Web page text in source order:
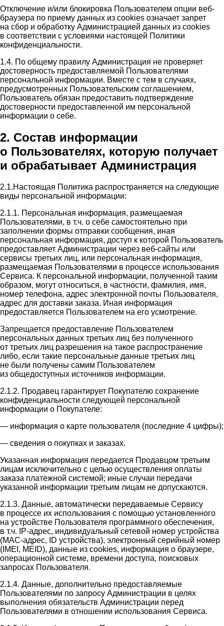
Отключение и/или блокировка Пользователем опции веб-
браузера по приему данных из cookies означает запрет
на сбор и обработку Администрацией данных из cookies
в соответствии с условиями настоящей Политики
конфиденциальности.
1.4. По общему правилу Администрация не проверяет
достоверность предоставляемой Пользователями
персональной информации. Вместе с тем в случаях,
предусмотренных Пользовательским соглашением,
Пользователь обязан предоставить подтверждение
достоверности предоставленной им персональной
информации о себе.
2. Состав информации
о Пользователях, которую получает
и обрабатывает Администрация
2.1.Настоящая Политика распространяется на следующие
виды персональной информации:
2.1.1. Персональная информация, размещаемая
Пользователями, в т.ч. о себе самостоятельно при
заполнении формы отправки сообщения, иная
персональная информация, доступ к которой Пользователь
предоставляет Администрации через веб-сайты или
сервисы третьих лиц, или персональная информация,
размещаемая Пользователями в процессе использования
Сервиса. К персональной информации, полученной таким
образом, могут относиться, в частности, фамилия, имя,
номер телефона, адрес электронной почты Пользователя,
адрес для доставки заказа. Иная информация
предоставляется Пользователем на его усмотрение.
Запрещается предоставление Пользователем
персональных данных третьих лиц без полученного
от третьих лиц разрешения на такое распространение
либо, если такие персональные данные третьих лиц
не были получены самим Пользователем
из общедоступных источников информации.
2.1.2. Продавец гарантирует Покупателю сохранение
конфиденциальности следующей персональной
информации о Покупателе:
— информация о карте пользователя (последние 4 цифры);
— сведения о покупках и заказах.
Указанная информация передается Продавцом третьим
лицам исключительно с целью осуществления оплаты
заказа платежной системой; иные случаи передачи
указанной информации третьим лицам не допускаются.
2.1.3. Данные, автоматически передаваемые Сервису
в процессе их использования с помощью установленного
на устройстве Пользователя программного обеспечения,
в т.ч. IP-адрес, индивидуальный сетевой номер устройства
(MAC-адрес, ID устройства), электронный серийный номер
(IMEI, MEID), данные из cookies, информация о браузере,
операционной системе, времени доступа, поисковых
запросах Пользователя.
2.1.4. Данные, дополнительно предоставляемые
Пользователями по запросу Администрации в целях
выполнения обязательств Администрации перед
Пользователями в отношении использования Сервиса.